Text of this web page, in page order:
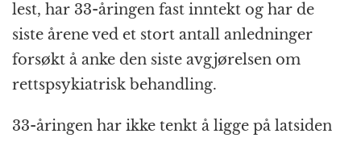
lest, har 33-åringen fast inntekt og har de
siste årene ved et stort antall anledninger
forsøkt å anke den siste avgjørelsen om
rettspsykiatrisk behandling.
33-åringen har ikke tenkt å ligge på latsiden